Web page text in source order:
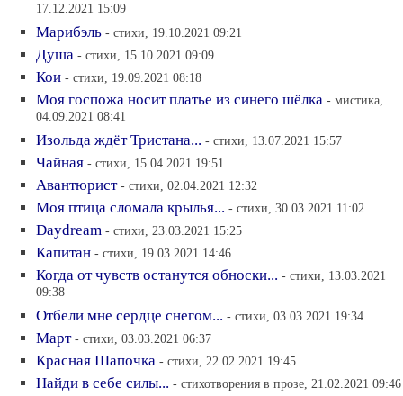
17.12.2021 15:09
Марибэль - стихи, 19.10.2021 09:21
Душа - стихи, 15.10.2021 09:09
Кои - стихи, 19.09.2021 08:18
Моя госпожа носит платье из синего шёлка - мистика,
04.09.2021 08:41
Изольда ждёт Тристана... - стихи, 13.07.2021 15:57
Чайная - стихи, 15.04.2021 19:51
Авантюрист - стихи, 02.04.2021 12:32
Моя птица сломала крылья... - стихи, 30.03.2021 11:02
Daydream - стихи, 23.03.2021 15:25
Капитан - стихи, 19.03.2021 14:46
Когда от чувств останутся обноски... - стихи, 13.03.2021
09:38
Отбели мне сердце снегом... - стихи, 03.03.2021 19:34
Март - стихи, 03.03.2021 06:37
Красная Шапочка - стихи, 22.02.2021 19:45
Найди в себе силы... - стихотворения в прозе, 21.02.2021 09:46